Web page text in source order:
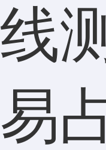
线
易